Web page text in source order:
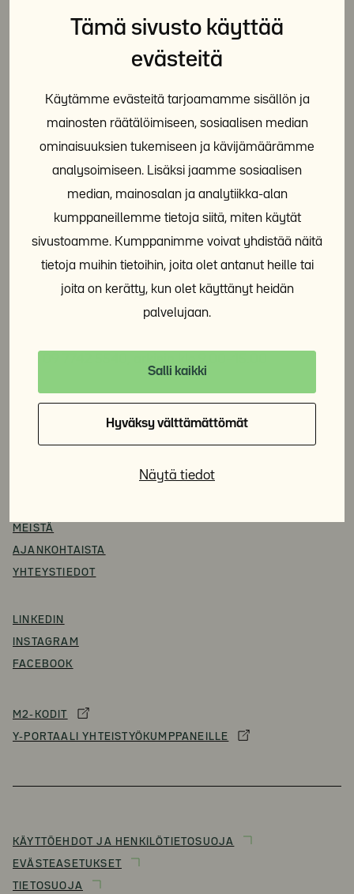
Tämä sivusto käyttää
evästeitä
Käytämme evästeitä tarjoamamme sisällön ja
mainosten räätälöimiseen, sosiaalisen median
ominaisuuksien tukemiseen ja kävijämäärämme
analysoimiseen. Lisäksi jaamme sosiaalisen
median, mainosalan ja analytiikka-alan
kumppaneillemme tietoja siitä, miten käytät
sivustoamme. Kumppanimme voivat yhdistää näitä
tietoja muihin tietoihin, joita olet antanut heille tai
joita on kerätty, kun olet käyttänyt heidän
palvelujaan.
Salli kaikki
Hyväksy välttämättömät
Näytä tiedot
Maistraatinportti 1
00240 Helsinki
etunimi.sukunimi@ysaatio.fi
Y-tunnus 0623680-7
MEISTÄ
AJANKOHTAISTA
YHTEYSTIEDOT
LINKEDIN
INSTAGRAM
FACEBOOK
M2-KODIT
Y-PORTAALI YHTEISTYÖKUMPPANEILLE
KÄYTTÖEHDOT JA HENKILÖTIETOSUOJA
EVÄSTEASETUKSET
TIETOSUOJA